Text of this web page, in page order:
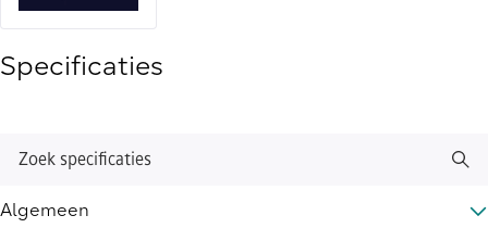
Specificaties
Zoek specificaties
Algemeen